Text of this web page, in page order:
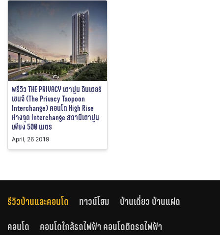
พรีวิว THE PRIVACY เตาปูน อินเตอร์
เชนจ์ (The Privacy Taopoon
Interchange) คอนโด High Rise
ห่างจุด Interchange สถานีเตาปูน
เพียง 500 เมตร
April, 26 2019
รีวิวบ้านและคอนโด ทาวน์โฮม
บ้านเดี่ยว บ้านแฝด
คอนโด
คอนโดใกล้รถไฟฟ้า คอนโดติดรถไฟฟ้า